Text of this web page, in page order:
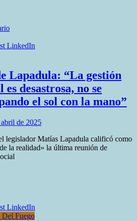
en
UNTDF
escrutinio
definitivo:
se
definen
los
pasos
a
la
elección
LinkedIn
Lapadula: “La gestión
desastrosa, no se
el sol con la mano”
de 2025
legislador Matías Lapadula calificó como
la realidad» la última reunión de
LinkedIn
Del Fuego